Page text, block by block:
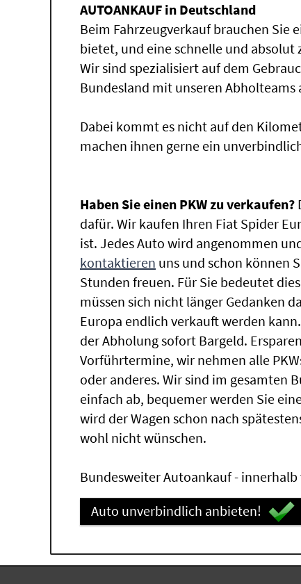
AUTOANKAUF in Deutschland
Beim Fahrzeugverkauf brauchen Sie
bietet, und eine schnelle und absolut
Wir sind spezialisiert auf dem
Bundesland mit unseren
Dabei kommt es nicht auf den
machen ihnen gerne ein
Haben Sie einen PKW zu verkaufen?
dafür. Wir kaufen Ihren Fiat Spider
ist. Jedes Auto wird angenommen
kontaktieren uns und schon können
Stunden freuen. Für Sie bedeutet
müssen sich nicht länger Gedanken
Europa endlich verkauft werden
der Abholung sofort Bargeld.
Vorführtermine, wir nehmen alle
oder anderes. Wir sind im gesamten
einfach ab, bequemer werden Sie
wird der Wagen schon nach
wohl nicht wünschen.
Bundesweiter Autoankauf -
Auto unverbindlich anbieten!